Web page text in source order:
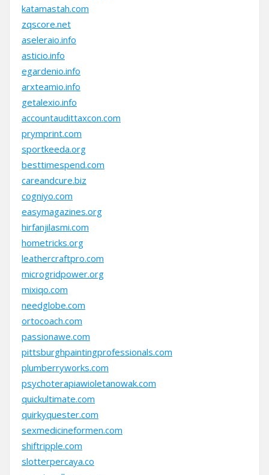
katamastah.com
zqscore.net
aseleraio.info
asticio.info
egardenio.info
arxteamio.info
getalexio.info
accountaudittaxcon.com
prymprint.com
sportkeeda.org
besttimespend.com
careandcure.biz
cogniyo.com
easymagazines.org
hirfanjilasmi.com
hometricks.org
leathercraftpro.com
microgridpower.org
mixiqo.com
needglobe.com
ortocoach.com
passionawe.com
pittsburghpaintingprofessionals.com
plumberryworks.com
psychoterapiawioletanowak.com
quickultimate.com
quirkyquester.com
sexmedicineformen.com
shiftripple.com
slotterpercaya.co